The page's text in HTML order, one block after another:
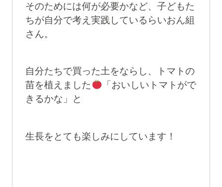
そのためには何が必要かなど、子どもた
ちが自分で考え実践しているらいおん組
さん。
自分たちで買った土をならし、トマトの
苗を植えました
「おいしいトマトがで
きるかな」と
生長をとても楽しみにしています！